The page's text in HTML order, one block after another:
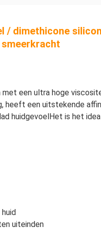
/ dimethicone
smeerkracht
een ultra hoge
een uitstekende
huidgevoelHet is het
uiteinden